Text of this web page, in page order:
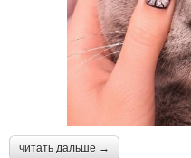
читать дальше →